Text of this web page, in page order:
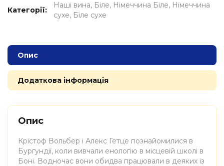
Категорії:
Наші вина Біле Німеччина Біле Німеччина
сухе Біле сухе
Опис
Додаткова інформація
Опис
Крістоф Вольбер і Алекс Гетце познайомилися в
Бургундії, коли вивчали енологію в місцевій школі в
Боні. Водночас вони обидва працювали в деяких із